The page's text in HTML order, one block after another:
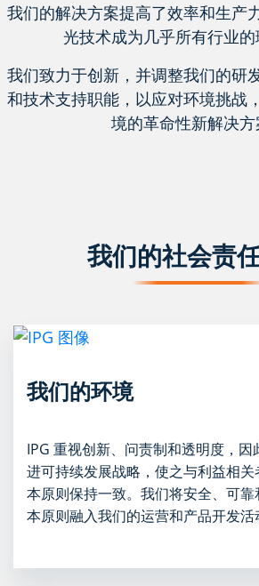
我们的解决方案提高了效率和生产
光技术成为几乎所有行业的
我们致力于创新，并调整我们的研
和技术支持职能，以应对环境挑战
境的革命性新解决方
我们的社会责
我们的环境
IPG 重视创新、问责制和透明度，因
进可持续发展战略，使之与利益相
本原则保持一致。我们将安全、可
本原则融入我们的运营和产品开发活